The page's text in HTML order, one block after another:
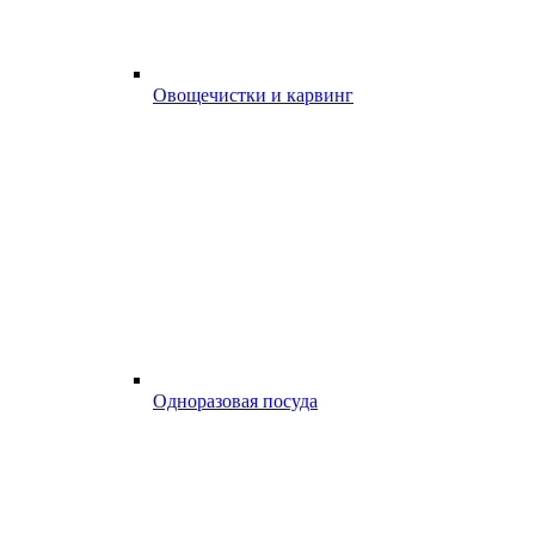
Овощечистки и карвинг
Одноразовая посуда